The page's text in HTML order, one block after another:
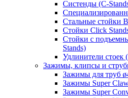
Систенды (C-
Стальные стойки
Стойки Click
Стойки с
Stands)
Удлинители стоек
Зажимы, клипсы и
Зажимы для труб
Зажимы Super
Зажимы Super